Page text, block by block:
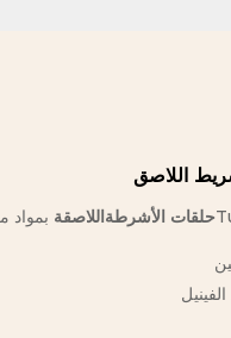
اللاصق
حلقات الأشرطةاللاصقة بمواد